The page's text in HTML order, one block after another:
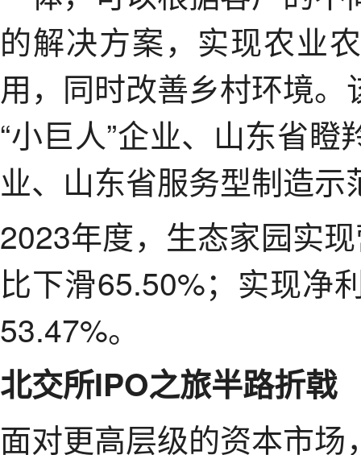
的解决方案，实现农业
用，同时改善乡村环境
“小巨人”企业、山东省
业、山东省服务型制造示
2023年度，生态家园实
比下滑65.50%；实现净
53.47%。
北交所IPO之旅半路折戟
面对更高层级的资本市